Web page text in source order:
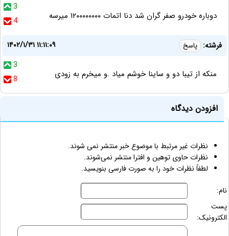
3
4
دوباره خودرو صفر گران شد دنا اتمات ۱۲۰۰۰۰۰۰۰۰ میرسه
فرشته: پاسخ
۱۴۰۲/۱/۳۱ ۱۱:۱۱:۰۹
3
8
منکه از تیبا دو و ساینا خوشم میاد .و میخرم به زودی
افزودن دیدگاه
نظرات غیر مرتبط با موضوع خبر منتشر نمی شوند.
نظرات حاوی توهین و افترا منتشر نمی‌شوند.
لطفاً نظرات خود را به صورت فارسی بنویسید.
نام:
پست
الکترونیک: